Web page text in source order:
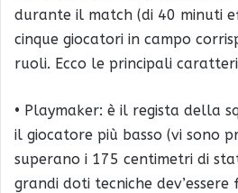
durante il match (di 40 minuti
cinque giocatori in campo
ruoli. Ecco le principali
• Playmaker: è il regista della
il giocatore più basso (vi sono
superano i 175 centimetri di
grandi doti tecniche